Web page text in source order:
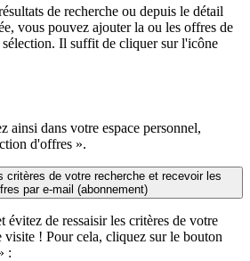
de recherche ou depuis le détail
vous pouvez ajouter la ou les offres de
Il suffit de cliquer sur l'icône
ainsi dans votre espace personnel,
d'offres ».
critères de votre recherche et recevoir les
par e-mail (abonnement)
évitez de ressaisir les critères de votre
visite ! Pour cela, cliquez sur le bouton
: